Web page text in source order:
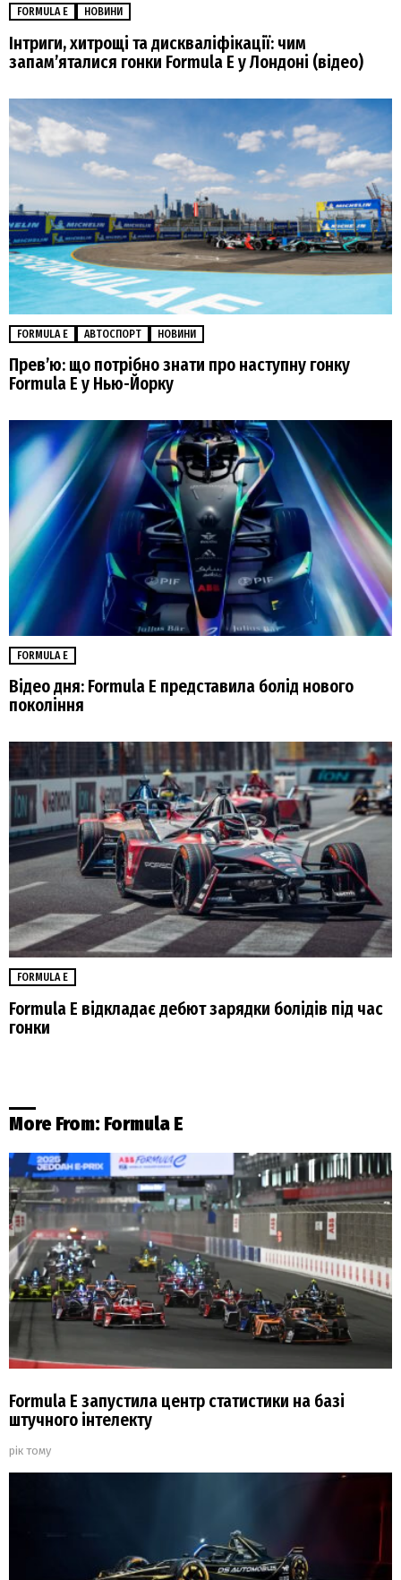
FORMULA E НОВИНИ
Інтриги, хитрощі та дискваліфікації: чим
запам’яталися гонки Formula E у Лондоні (відео)
FORMULA E АВТОСПОРТ НОВИНИ
Прев’ю: що потрібно знати про наступну гонку
Formula E у Нью-Йорку
FORMULA E
Відео дня: Formula E представила болід нового
покоління
FORMULA E
Formula E відкладає дебют зарядки болідів під час
гонки
More From: Formula E
Formula E запустила центр статистики на базі
штучного інтелекту
рік тому